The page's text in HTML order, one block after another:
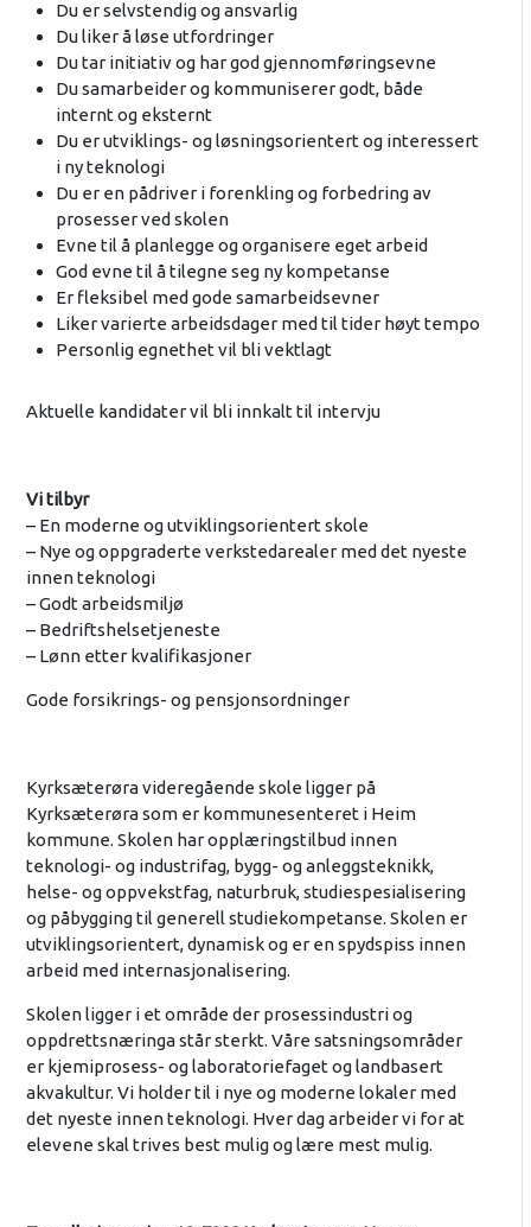
Du er selvstendig og ansvarlig
Du liker å løse utfordringer
Du tar initiativ og har god gjennomføringsevne
Du samarbeider og kommuniserer godt, både
internt og eksternt
Du er utviklings- og løsningsorientert og interessert
i ny teknologi
Du er en pådriver i forenkling og forbedring av
prosesser ved skolen
Evne til å planlegge og organisere eget arbeid
God evne til å tilegne seg ny kompetanse
Er fleksibel med gode samarbeidsevner
Liker varierte arbeidsdager med til tider høyt tempo
Personlig egnethet vil bli vektlagt
Aktuelle kandidater vil bli innkalt til intervju
Vi tilbyr
– En moderne og utviklingsorientert skole
– Nye og oppgraderte verkstedarealer med det nyeste
innen teknologi
– Godt arbeidsmiljø
– Bedriftshelsetjeneste
– Lønn etter kvalifikasjoner
Gode forsikrings- og pensjonsordninger
Kyrksæterøra videregående skole ligger på
Kyrksæterøra som er kommunesenteret i Heim
kommune. Skolen har opplæringstilbud innen
teknologi- og industrifag, bygg- og anleggsteknikk,
helse- og oppvekstfag, naturbruk, studiespesialisering
og påbygging til generell studiekompetanse. Skolen er
utviklingsorientert, dynamisk og er en spydspiss innen
arbeid med internasjonalisering.
Skolen ligger i et område der prosessindustri og
oppdrettsnæringa står sterkt. Våre satsningsområder
er kjemiprosess- og laboratoriefaget og landbasert
akvakultur. Vi holder til i nye og moderne lokaler med
det nyeste innen teknologi. Hver dag arbeider vi for at
elevene skal trives best mulig og lære mest mulig.